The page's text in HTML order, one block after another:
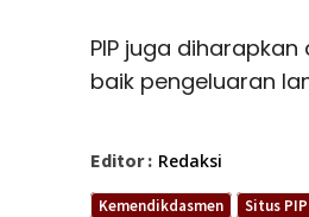
PIP juga
baik pengeluaran
Editor : Redaksi
Kemendikdasmen Situs PIP